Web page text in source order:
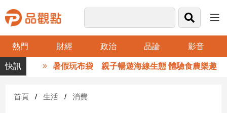
熱門 財經 政治 品論 影音
品
觀
財
暑假玩布袋 親子暢遊海線生態 體驗食農樂趣
首頁 生活 消費